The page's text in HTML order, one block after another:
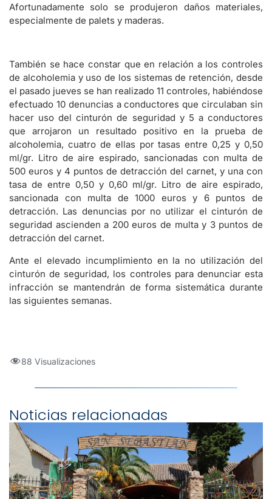
Afortunadamente solo se produjeron daños materiales,
especialmente de palets y maderas.
También se hace constar que en relación a los controles
de alcoholemia y uso de los sistemas de retención, desde
el pasado jueves se han realizado 11 controles, habiéndose
efectuado 10 denuncias a conductores que circulaban sin
hacer uso del cinturón de seguridad y 5 a conductores
que arrojaron un resultado positivo en la prueba de
alcoholemia, cuatro de ellas por tasas entre 0,25 y 0,50
ml/gr. Litro de aire espirado, sancionadas con multa de
500 euros y 4 puntos de detracción del carnet, y una con
tasa de entre 0,50 y 0,60 ml/gr. Litro de aire espirado,
sancionada con multa de 1000 euros y 6 puntos de
detracción. Las denuncias por no utilizar el cinturón de
seguridad ascienden a 200 euros de multa y 3 puntos de
detracción del carnet.
Ante el elevado incumplimiento en la no utilización del
cinturón de seguridad, los controles para denunciar esta
infracción se mantendrán de forma sistemática durante
las siguientes semanas.
88 Visualizaciones
Noticias relacionadas